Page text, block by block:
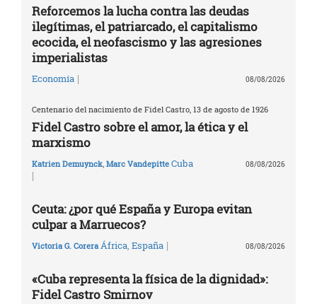
Reforcemos la lucha contra las deudas
ilegítimas, el patriarcado, el capitalismo
ecocida, el neofascismo y las agresiones
imperialistas
Economía | 08/08/2026
Centenario del nacimiento de Fidel Castro, 13 de agosto de 1926
Fidel Castro sobre el amor, la ética y el
marxismo
Katrien Demuynck, Marc Vandepitte Cuba
|
08/08/2026
Ceuta: ¿por qué España y Europa evitan
culpar a Marruecos?
Victoria G. Corera África España | 08/08/2026
«Cuba representa la física de la dignidad»:
Fidel Castro Smirnov